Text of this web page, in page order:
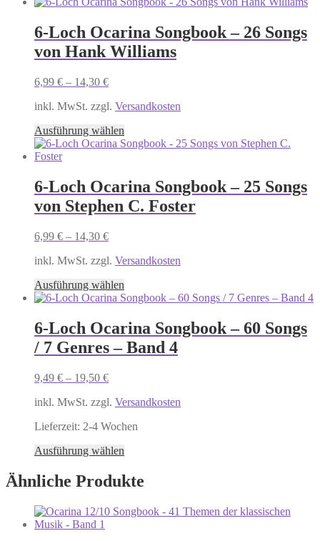
6-Loch Ocarina Songbook – 26 Songs
von Hank Williams
6,99 € – 14,30 €
inkl. MwSt. zzgl. Versandkosten
Ausführung wählen
Produkt
Varianten
auf.
Die
der
werden
6-Loch Ocarina Songbook – 25 Songs
von Stephen C. Foster
6,99 € – 14,30 €
inkl. MwSt. zzgl. Versandkosten
Ausführung wählen
Produkt
mehrere
Varianten
auf.
auf
Produktseite
werden
6-Loch Ocarina Songbook – 60 Songs
/ 7 Genres – Band 4
9,49 € – 19,50 €
inkl. MwSt. zzgl. Versandkosten
Lieferzeit: 2-4 Wochen
Ausführung wählen
weist
mehrere
auf.
Ähnliche Produkte